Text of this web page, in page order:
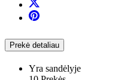
Prekė detaliau
Yra sandėlyje